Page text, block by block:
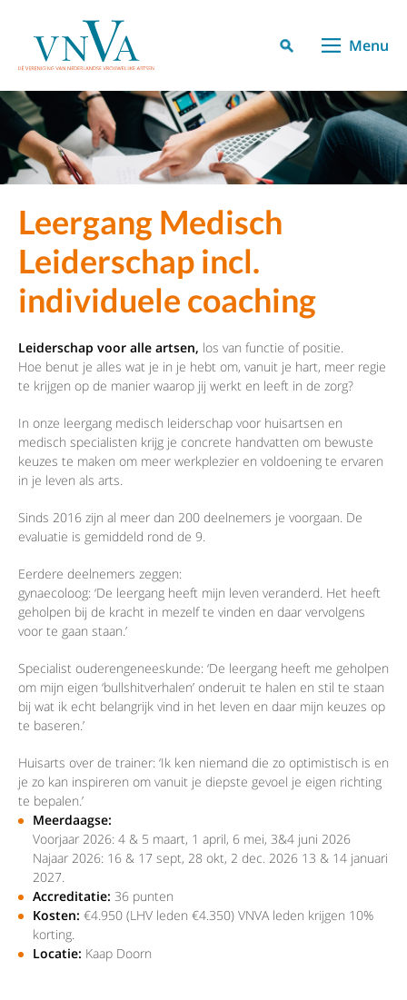
Menu
Leergang Medisch
Leiderschap incl.
individuele coaching
Leiderschap voor alle artsen, los van functie of positie.
Hoe benut je alles wat je in je hebt om, vanuit je hart, meer regie
te krijgen op de manier waarop jij werkt en leeft in de zorg?
In onze leergang medisch leiderschap voor huisartsen en
medisch specialisten krijg je concrete handvatten om bewuste
keuzes te maken om meer werkplezier en voldoening te ervaren
in je leven als arts.
Sinds 2016 zijn al meer dan 200 deelnemers je voorgaan. De
evaluatie is gemiddeld rond de 9.
Eerdere deelnemers zeggen:
gynaecoloog: ‘De leergang heeft mijn leven veranderd. Het heeft
geholpen bij de kracht in mezelf te vinden en daar vervolgens
voor te gaan staan.’
Specialist ouderengeneeskunde: ‘De leergang heeft me geholpen
om mijn eigen ‘bullshitverhalen’ onderuit te halen en stil te staan
bij wat ik echt belangrijk vind in het leven en daar mijn keuzes op
te baseren.’
Huisarts over de trainer: ‘Ik ken niemand die zo optimistisch is en
je zo kan inspireren om vanuit je diepste gevoel je eigen richting
te bepalen.’
Meerdaagse:
Voorjaar 2026: 4 & 5 maart, 1 april, 6 mei, 3&4 juni 2026
Najaar 2026: 16 & 17 sept, 28 okt, 2 dec. 2026 13 & 14 januari
2027.
Accreditatie: 36 punten
Kosten: €4.950 (LHV leden €4.350) VNVA leden krijgen 10%
korting.
Locatie: Kaap Doorn